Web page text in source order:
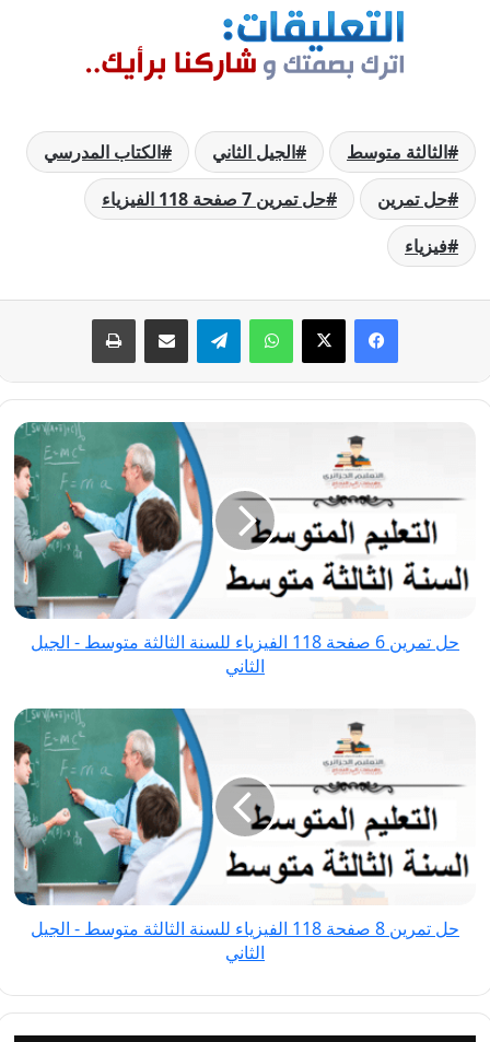
الثالثة متوسط الجيل الثاني
الكتاب المدرسي
حل تمرين
حل تمرين 7 صفحة 118 الفيزياء
فيزياء
فيسبوك
‫X واتسابتيلقراممشاركة عبر البريد طباعة
الفيزياء
للسنة
متوسط
حل تمرين 6 صفحة 118 الفيزياء للسنة الثالثة متوسط - الجيل
الثاني
الفيزياء
للسنة
متوسط
الثاني
حل تمرين 8 صفحة 118 الفيزياء للسنة الثالثة متوسط - الجيل
الثاني